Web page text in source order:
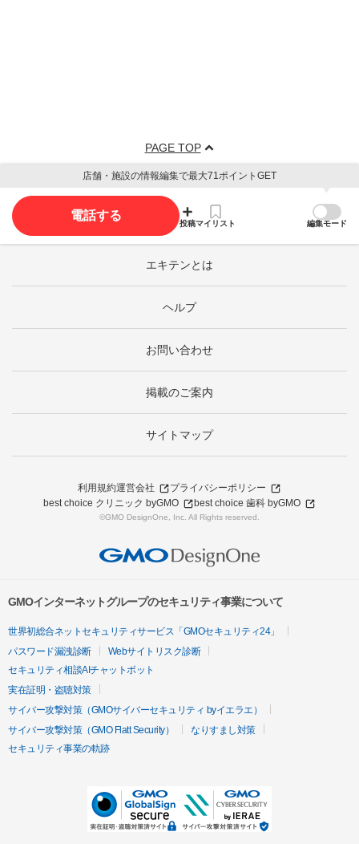
PAGE TOP
店舗・施設の情報編集で最大71ポイントGET
電話する
投稿マイリスト 編集モード
エキテンとは
ヘルプ
お問い合わせ
掲載のご案内
サイトマップ
利用規約運営会社
プライバシーポリシー
best choice クリニック byGMO
best choice 歯科 byGMO
©GMO DesignOne, Inc. All Rights reserved.
GMOインターネットグループのセキュリティ事業について
世界初総合ネットセキュリティサービス「GMOセキュリティ24」
パスワード漏洩診断
Webサイトリスク診断
セキュリティ相談AIチャットボット
実在証明・盗聴対策
サイバー攻撃対策（GMOサイバーセキュリティ byイエラエ）
サイバー攻撃対策（GMO Flatt Security）
なりすまし対策
セキュリティ事業の軌跡